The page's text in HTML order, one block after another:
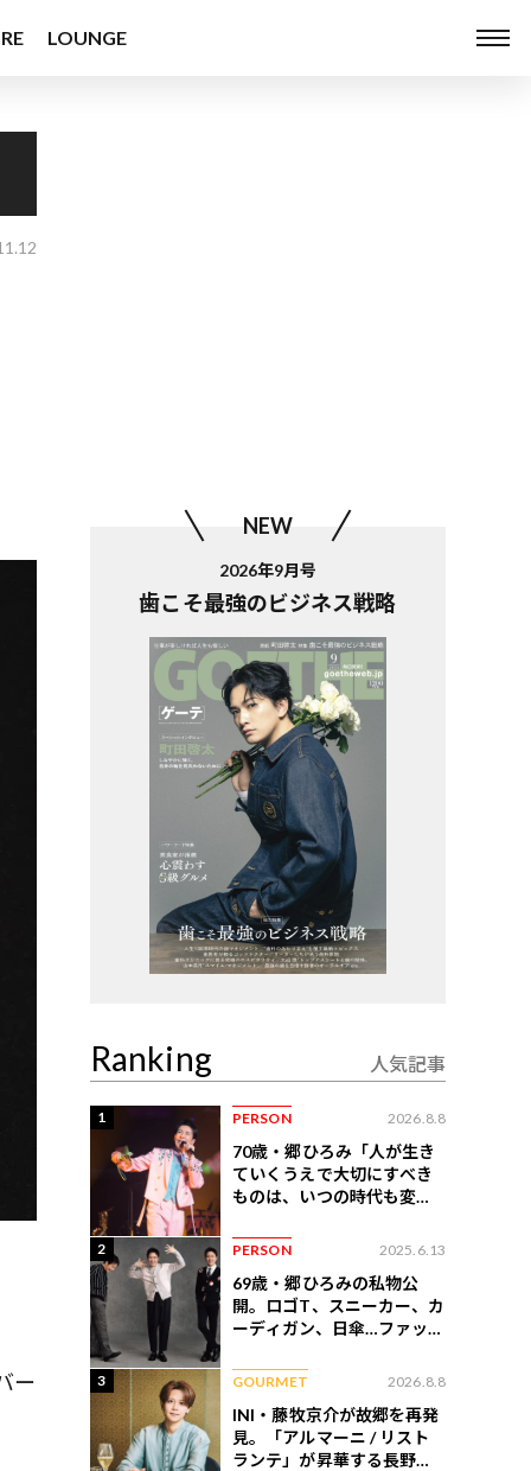
LOUNGE
ー
NEW
2026年9月号
歯こそ最強のビジネス戦略
Ranking 人気記事
1 PERSON 2026.8.8
70歳・郷ひろみ「人が生き
ていくうえで大切にすべき
ものは、いつの時代も変わ
2 PERSON 2025.6.13
69歳・郷ひろみの私物公
開。ロゴT、スニーカー、カ
ーディガン、日傘…ファッシ
3 GOURMET 2026.8.8
INI・藤牧京介が故郷を再発
見。「アルマーニ / リスト
ランテ」が昇華する長野の